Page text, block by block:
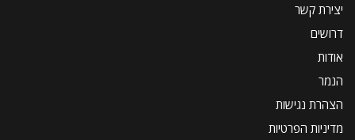
יצירת קשר
דרושים
אודות
הנמר
הצהרת נגישות
מדיניות הפרטיות